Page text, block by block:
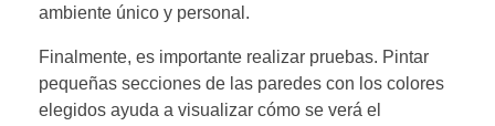
ambiente único y personal.
Finalmente, es importante realizar pruebas. Pintar
pequeñas secciones de las paredes con los colores
elegidos ayuda a visualizar cómo se verá el